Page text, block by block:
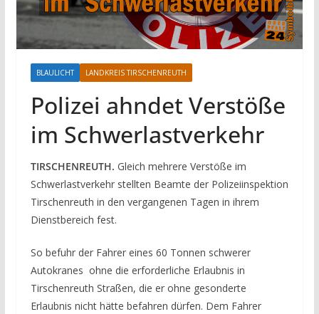
BLAULICHT LANDKREIS TIRSCHENREUTH
Polizei ahndet Verstöße
im Schwerlastverkehr
TIRSCHENREUTH. Gleich mehrere Verstöße im
Schwerlastverkehr stellten Beamte der Polizeiinspektion
Tirschenreuth in den vergangenen Tagen in ihrem
Dienstbereich fest.
So befuhr der Fahrer eines 60 Tonnen schwerer
Autokranes ohne die erforderliche Erlaubnis in
Tirschenreuth Straßen, die er ohne gesonderte
Erlaubnis nicht hätte befahren dürfen. Dem Fahrer